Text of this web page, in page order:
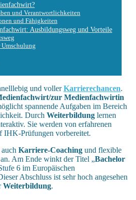
und Verantwortlichkeiten
und Fähigkeiten
Ausbildungsweg und Vorteile
und vollerKarrierechancen.
zur Medienfachwirtin
spannende Aufgaben im Bereich
Durch Weiterbildung lernen
Sie werden von erfahrenen
IHK-Prüfungen vorbereitet.
Karriere-Coaching und flexible
Am Ende winkt der Titel „Bachelor
6 im Europäischen
Abschluss ist sehr hoch angesehen
Weiterbildung.